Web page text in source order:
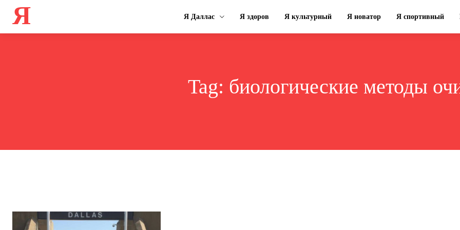
Я Я Даллас Я здоров Я культурный Я новатор Я спортивный
Tag: биологические методы